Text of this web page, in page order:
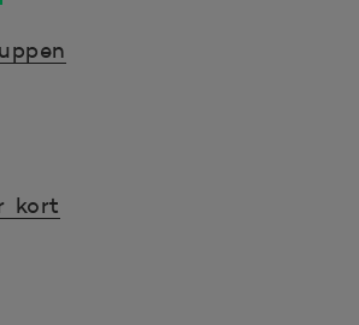
kort